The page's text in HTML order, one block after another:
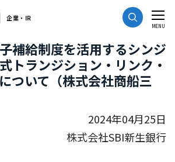
CLOSE
MENU
補給制度を活用するシンジ
トランジション・リンク・
ついて（株式会社商船三
2024年04月25日
株式会社SBI新生銀行
企業・IR